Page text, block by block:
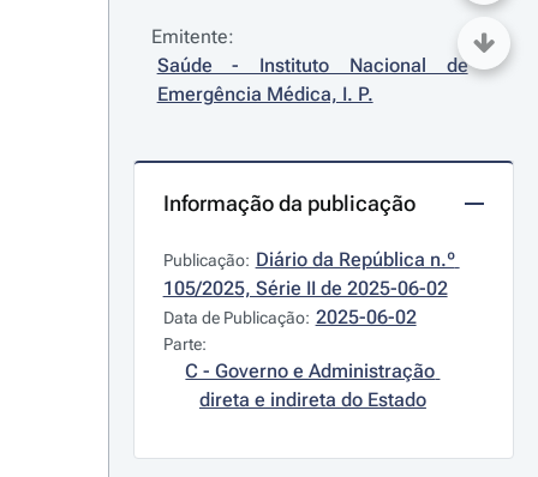
Emitente:
Saúde - Instituto Nacional de
Emergência Médica, I. P.
Informação da publicação
Publicação: Diário da República n.º
105/2025, Série II de 2025-06-02
Data de Publicação: 2025-06-02
Parte:
C - Governo e Administração
direta e indireta do Estado